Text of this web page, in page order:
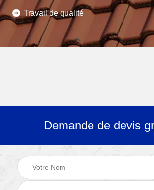
Travail de qualité
Demande de devis